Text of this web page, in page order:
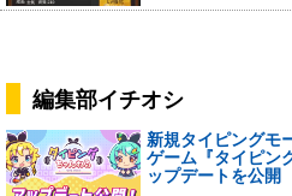
編集部イチオシ
新規タイピングモ
ゲーム『タイピン
ップデートを公開